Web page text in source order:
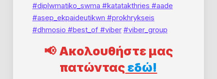
#diplwmatiko_swma #katatakthries #aade
#asep_ekpaideutikwn #prokhrykseis
#dhmosio #best_of#viber #viber_group
📢 Ακολουθήστε μας
πατώντας εδώ!